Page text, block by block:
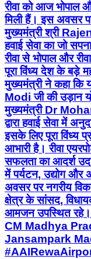
रीवा को आज भोपाल
मिली हैं। इस अवसर
मुख्यमंत्री श्री
हवाई सेवा का जो
रीवा से भोपाल और
पूरा विंध्य देश के बड़े
मुख्यमंत्री ने कहा कि
Modi जी की उड़ान
मुख्यमंत्री Dr Mohan
द्वारा हवाई सेवा में
इसके लिए पूरा विंध्य
आभारी है। रीवा
सफलता का आदर्श
में पर्यटन, उद्योग
अवसर पर नगरीय
क्षेत्र के सांसद,
आमजन उपस्थित
CM Madhya
Jansampark